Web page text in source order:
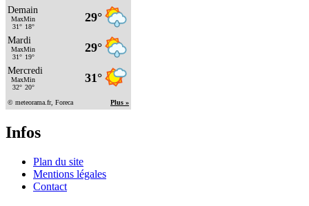
Infos
Plan du site
Mentions légales
Contact